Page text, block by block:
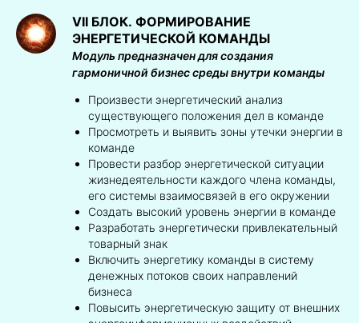
VII БЛОК. ФОРМИРОВАНИЕ
ЭНЕРГЕТИЧЕСКОЙ КОМАНДЫ
Модуль предназначен для создания
гармоничной бизнес среды внутри команды
Произвести энергетический анализ
существующего положения дел в команде
Просмотреть и выявить зоны утечки энергии в
команде
Провести разбор энергетической ситуации
жизнедеятельности каждого члена команды,
его системы взаимосвязей в его окружении
Создать высокий уровень энергии в команде
Разработать энергетически привлекательный
товарный знак
Включить энергетику команды в систему
денежных потоков своих направлений
бизнеса
Повысить энергетическую защиту от внешних